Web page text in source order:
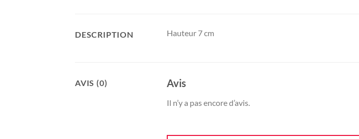
DESCRIPTION Hauteur 7 cm
AVIS (0) Avis
Il n’y a pas encore d’avis.